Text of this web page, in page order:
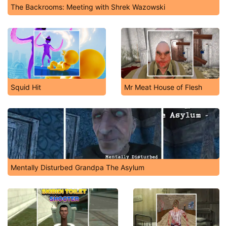
The Backrooms: Meeting with Shrek Wazowski
Squid Hit Mr Meat House of Flesh
Mentally Disturbed Grandpa The Asylum